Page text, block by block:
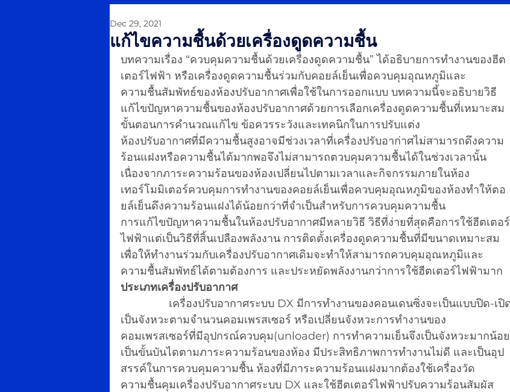
แก้ไขความชื้นด้วยเครื่องดูดความชื้น
Dec 29, 2021
บทความเรื่อง “ควบคุมความชื้นด้วยเครื่องดูดความชื้น” ได้อธิบายการทำงานของฮีต
เตอร์ไฟฟ้า หรือเครื่องดูดความชื้นร่วมกับคอยล์เย็นเพื่อควบคุมอุณหภูมิและ
ความชื้นสัมพัทธ์ของห้องปรับอากาศเพื่อใช้ในการออกแบบ บทความนี้จะอธิบายวิธี
แก้ไขปัญหาความชื้นของห้องปรับอากาศด้วยการเลือกเครื่องดูดความชื้นที่เหมาะสม
ขั้นตอนการคำนวณแก้ไข ข้อควรระวังและเทคนิกในการปรับแต่ง
ห้องปรับอากาศที่มีความชื้นสูงอาจมีช่วงเวลาที่เครื่องปรับอาก่าศไม่สามารถดึงความ
ร้อนแฝงหรือความชื้นได้มากพอจึงไม่สามารถตวบคุมความชื้นได้ในช่วงเวลานั้น
เนื่องจากภาระความร้อนของห้องเปลี่ยนไปตามเวลาและกิจกรรมภายในห้อง
เทอร์โมมิเตอร์ควบคุมการทำงานของคอยล์เย็นเพื่อควบคุมอุณหภูมิของห้องทำให้ตอ
ยล์เย็นดึงความร้อนแฝงได้น้อยกว่าที่จำเป็นสำหรับการควบคุมความชื้น
การแก้ไขปัญหาความชื้นในห้องปรับอากาศมีหลายวิธี วิธีที่ง่ายที่สุดคือการใช้ฮีตเตอร์
ไฟฟ้าแต่เป็นวิธีที่สิ้นเปลืองพลังงาน การติดตั้งเครื่องดูดความชื้นที่มีขนาดเหมาะสม
เพื่อให้ทำงานร่วมกับเครื่องปรับอากาศเดิมจะทำให้สามารถควบคุมอุณหภูมิและ
ความชื้นสัมพัทธ์ได้ตามต้องการ และประหยัดพลังงานกว่าการใช้ฮีตเตอร์ไฟฟ้ามาก
ประเภทเครื่องปรับอากาศ
เป็นจังหวะตามจำนวนคอมเพรสเซอร์ หรือเปลี่ยนจังหวะการทำงานของ
คอมเพรสเซอร์ที่มีอุปกรณ์ควบคุม(unloader) การทำความเย็นจึงเป็นจังหวะมากน้อย
เป็นขั้นบันไดตามภาระความร้อนของห้อง มีประสิทธิภาพการทำงานไม่ดี และเป็นอุป
สรรค์ในการควบคุมความชื้น ห้องที่มีภาระความร้อนแฝงมากต้องใช้เครื่องวัด
ความชื้นคุมเครื่องปรับอากาศระบบ DX และใช้ฮีตเตอร์ไฟฟ้าปรับความร้อนสัมผัส